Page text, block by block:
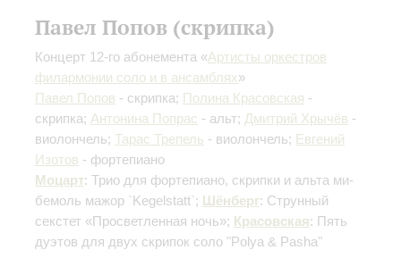
Павел Попов (скрипка)
Концерт 12-го абонемента «Артисты оркестров
филармонии соло и в ансамблях»
Павел Попов - скрипка; Полина Красовская -
скрипка; Антонина Попрас - альт; Дмитрий Хрычёв -
виолончель; Тарас Трепель - виолончель; Евгений
Изотов - фортепиано
Моцарт: Трио для фортепиано, скрипки и альта ми-
бемоль мажор `Kegelstatt`; Шёнберг: Струнный
секстет «Просветленная ночь»; Красовская: Пять
дуэтов для двух скрипок соло "Polya & Pasha"